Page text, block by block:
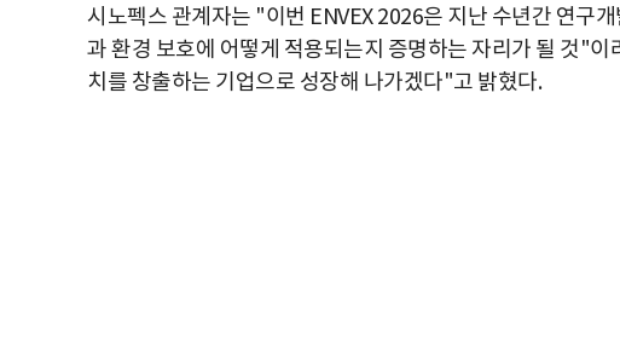
시노펙스 관계자는 "이번 ENVEX 2026은 지난 수년간 연구
과 환경 보호에 어떻게 적용되는지 증명하는 자리가 될 것"
치를 창출하는 기업으로 성장해 나가겠다"고 밝혔다.